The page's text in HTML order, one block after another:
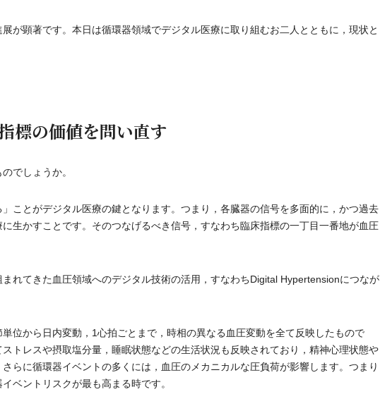
が顕著です。本日は循環器領域でデジタル医療に取り組むお二人とともに，現状と
標の価値を問い直す
でしょうか。
ことがデジタル医療の鍵となります。つまり，各臓器の信号を多面的に，かつ過去
生かすことです。そのつなげるべき信号，すなわち臨床指標の一丁目一番地が血圧
れてきた血圧領域へのデジタル技術の活用，すなわちDigital Hypertensionにつなが
位から日内変動，1心拍ごとまで，時相の異なる血圧変動を全て反映したもので
トレスや摂取塩分量，睡眠状態などの生活状況も反映されており，精神心理状態や
らに循環器イベントの多くには，血圧のメカニカルな圧負荷が影響します。つまり
ベントリスクが最も高まる時です。